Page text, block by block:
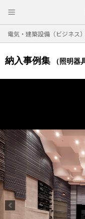
電気・建築設備（ビジネス）
納入事例集 （照明器